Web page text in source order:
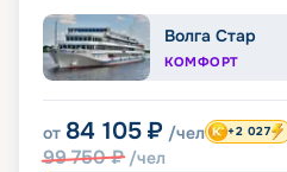
Волга Стар
КОМФОРТ
от 84 105 ₽ /чел
99 750₽ /чел
+2 027